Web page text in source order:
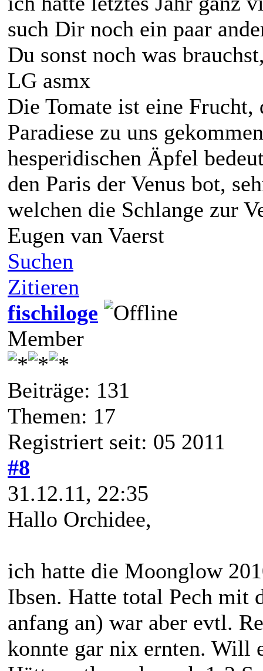
such Dir noch ein paar
Du sonst noch was
LG asmx
Die Tomate ist eine
Paradiese zu uns
hesperidischen Äpfel
den Paris der Venus bot,
welchen die Schlange zur
Eugen van Vaerst
Suchen
Zitieren
fischiloge
Member
Beiträge: 131
Themen: 17
Registriert seit: 05 2011
#8
31.12.11, 22:35
Hallo Orchidee,
ich hatte die Moonglow
Ibsen. Hatte total Pech mit
anfang an) war aber evtl.
konnte gar nix ernten. Will